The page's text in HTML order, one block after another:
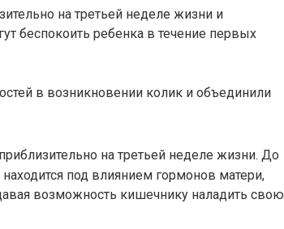
на третьей неделе жизни и
беспокоить ребенка в течение первых
в возникновении колик и объединили
на третьей неделе жизни. До
под влиянием гормонов матери,
возможность кишечнику наладить свою